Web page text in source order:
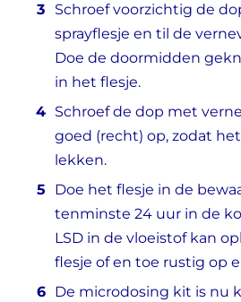
Schroef voorzichtig de
sprayflesje en til de
Doe de doormidden
in het flesje.
Schroef de dop met
goed (recht) op, zodat
lekken.
Doe het flesje in de
tenminste 24 uur in de
LSD in de vloeistof kan
flesje of en toe rustig op
De microdosing kit is nu